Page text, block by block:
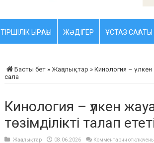
ТІРШІЛІК ЫРҒАҒЫ ЖӘДІГЕР ҰСТАЗ CАҒАТЫ
Басты бет » Жаңалықтар » Кинология – үлкен
сала
Кинология – үлкен
төзімділікті талап
Жаңалықтар 08.06.2026 Комментарии котключены